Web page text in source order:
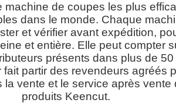
machine de coupes les plus
dans le monde. Chaque
et vérifier avant expédition,
et entière. Elle peut compter
présents dans plus de
fait partir des revendeurs agréés
la vente et le service après vente
produits Keencut.